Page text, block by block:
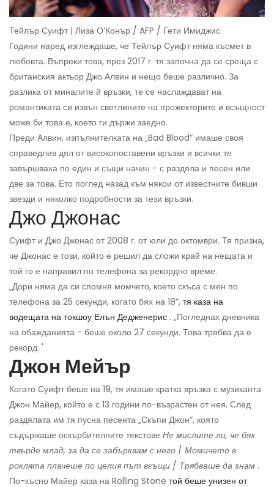
Тейлър Суифт | Лиза О’Конър / AFP / Гети Имиджис
Години наред изглеждаше, че Тейлър Суифт няма късмет в
любовта. Въпреки това, през 2017 г. тя започна да се среща с
британския актьор Джо Алвин и нещо беше различно. За
разлика от миналите й връзки, те се наслаждават на
романтиката си извън светлините на прожекторите и всъщност
може би това е, което ги държи заедно.
Преди Алвин, изпълнителката на „Bad Blood“ имаше своя
справедлив дял от високопоставени връзки и всички те
завършваха по един и същи начин - с раздяла и песен или
две за това. Ето поглед назад към някои от известните бивши
звезди и няколко подробности за тези връзки.
Джо Джонас
Суифт и Джо Джонас от 2008 г. от юли до октомври. Тя призна,
че Джонас е този, който е решил да сложи край на нещата и
той го е направил по телефона за рекордно време.
„Дори няма да си спомня момчето, което скъса с мен по
телефона за 25 секунди, когато бях на 18“, тя каза на
водещата на токшоу Елън Дедженерис . „Погледнах дневника
на обажданията - беше около 27 секунди. Това трябва да е
рекорд. '
Джон Мейър
Когато Суифт беше на 19, тя имаше кратка връзка с музиканта
Джон Майер, който е с 13 години по-възрастен от нея. След
раздялата им тя пусна песента „Скъпи Джон“, която
съдържаше оскърбителните текстове Не мислите ли, че бях
твърде млад, за да се забърквам с него / Момичето в
роклята плачеше по целия път вкъщи / Трябваше да знам .
По-късно Майер каза на Rolling Stone той беше унизен от